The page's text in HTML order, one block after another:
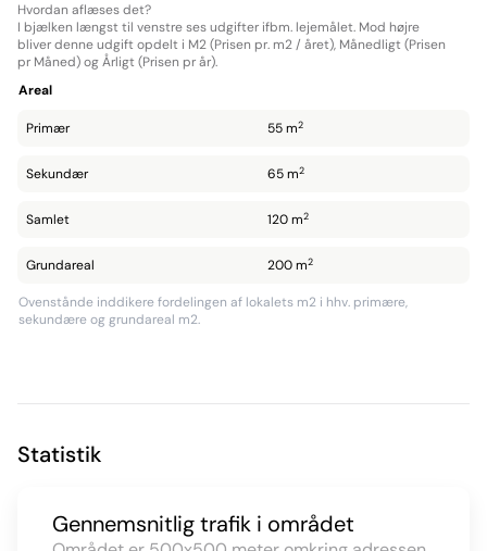
Hvordan aflæses det?
I bjælken længst til venstre ses udgifter ifbm. lejemålet. Mod højre
bliver denne udgift opdelt i M2 (Prisen pr. m2 / året), Månedligt (Prisen
pr Måned) og Årligt (Prisen pr år).
Areal
Primær 55 m2
Sekundær 65 m2
Samlet 120 m2
Grundareal 200 m2
Ovenstånde inddikere fordelingen af lokalets m2 i hhv. primære,
sekundære og grundareal m2.
Statistik
Gennemsnitlig trafik i området